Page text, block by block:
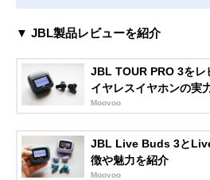
▼ JBL製品レビューを紹介
JBL TOUR PRO 3をレ
イヤレスイヤホンの実
Moovoo
JBL Live Buds 3と
徴や魅力を紹介
Moovoo